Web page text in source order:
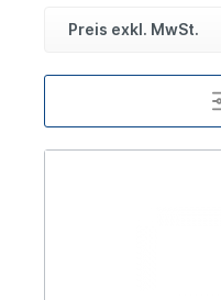
Preis exkl. MwSt.